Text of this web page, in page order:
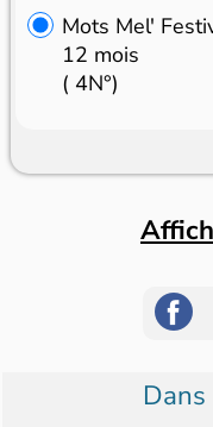
Mots Mel'
12 mois
( 4N°)